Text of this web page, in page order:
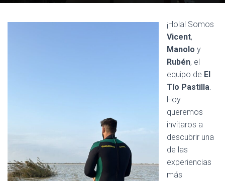
A
C
I
¡Hola! Somos
Vicent,
Manolo y
Rubén, el
equipo de El
Tío Pastilla.
Hoy
queremos
invitaros a
descubrir una
de las
experiencias
más